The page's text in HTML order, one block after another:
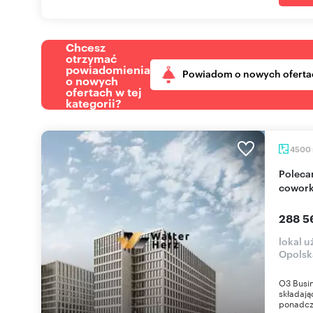
Chcesz
otrzymać
powiadomienia
o nowych
ofertach w tej
kategorii?
Powiadom o nowych
4500
Polecam nowoczesny biurowiec klasy A z
288
lokal
O3